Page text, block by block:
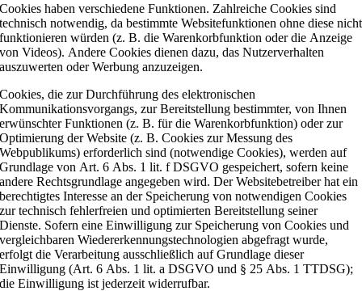
Cookies haben verschiedene Funktionen. Zahlreiche Cookies sind
technisch notwendig, da bestimmte Websitefunktionen ohne diese nicht
funktionieren würden (z. B. die Warenkorbfunktion oder die Anzeige
von Videos). Andere Cookies dienen dazu, das Nutzerverhalten
auszuwerten oder Werbung anzuzeigen.
Cookies, die zur Durchführung des elektronischen
Kommunikationsvorgangs, zur Bereitstellung bestimmter, von Ihnen
erwünschter Funktionen (z. B. für die Warenkorbfunktion) oder zur
Optimierung der Website (z. B. Cookies zur Messung des
Webpublikums) erforderlich sind (notwendige Cookies), werden auf
Grundlage von Art. 6 Abs. 1 lit. f DSGVO gespeichert, sofern keine
andere Rechtsgrundlage angegeben wird. Der Websitebetreiber hat ein
berechtigtes Interesse an der Speicherung von notwendigen Cookies
zur technisch fehlerfreien und optimierten Bereitstellung seiner
Dienste. Sofern eine Einwilligung zur Speicherung von Cookies und
vergleichbaren Wiedererkennungstechnologien abgefragt wurde,
erfolgt die Verarbeitung ausschließlich auf Grundlage dieser
Einwilligung (Art. 6 Abs. 1 lit. a DSGVO und § 25 Abs. 1 TTDSG);
die Einwilligung ist jederzeit widerrufbar.